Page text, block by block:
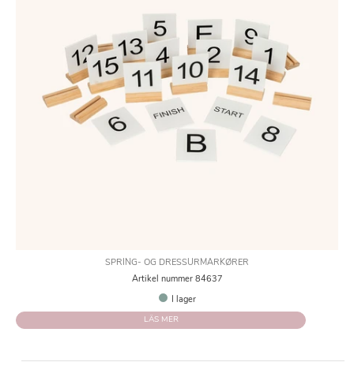
SPRING- OG DRESSURMARKØRER
Artikel nummer 84637
I lager
LÄS MER